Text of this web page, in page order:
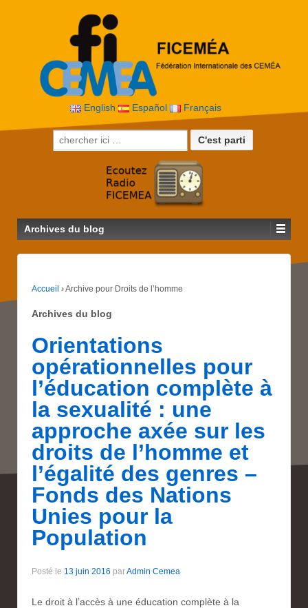
English Español Français
Recherche pour:
Archives du blog
Accueil ›Archive pour Droits de l’homme
Archives du blog
Orientations
opérationnelles pour
l’éducation complète à
la sexualité : une
approche axée sur les
droits de l’homme et
l’égalité des genres –
Fonds des Nations
Unies pour la
Population
Posté le 13 juin 2016 parAdmin Cemea
Le droit à l’accès à une éducation complète à la